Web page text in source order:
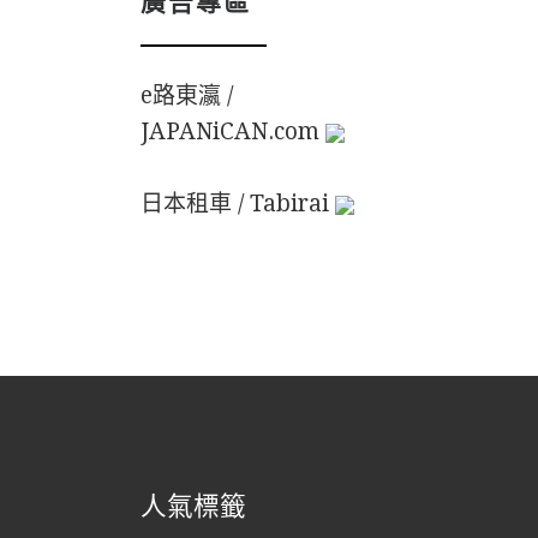
e路東瀛 /
JAPANiCAN.com
日本租車 / Tabirai
人氣標籤